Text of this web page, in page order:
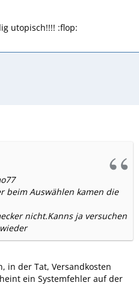
utopisch!!!! :flop:
beim Auswählen kamen die
nicht.Kanns ja versuchen
in der Tat, Versandkosten
ein Systemfehler auf der